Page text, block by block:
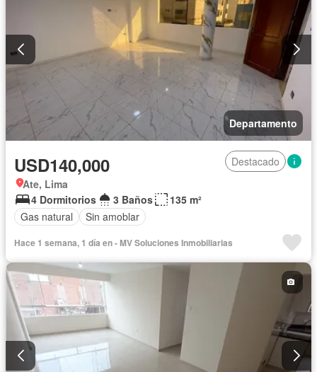
Departamento
USD140,000
Destacado
Ate, Lima
4 Dormitorios
3 Baños
135 m²
Gas natural
Sin amoblar
Hace 1 semana, 1 día en - MV Soluciones Inmobiliarias